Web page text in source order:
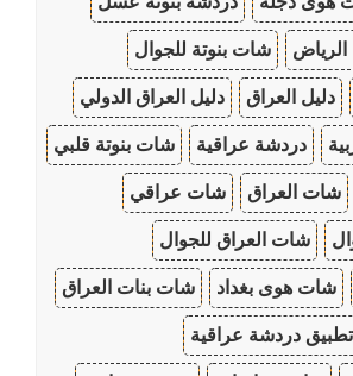
شات بنوتة للجوال
دليل العراق دليل العراق الدولي
دردشة عراقية شات بنوتة قلبي
شات العراق شات عراقي
شات العراق للجوال
شات هوى بغداد شات بنات العراق
تطبيق دردشة عراقية